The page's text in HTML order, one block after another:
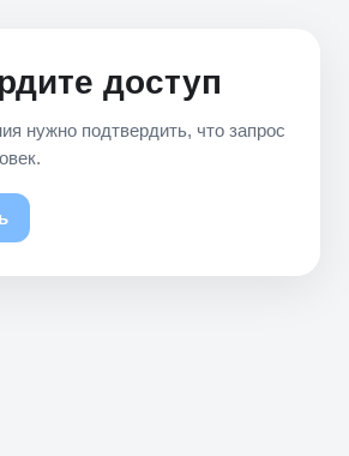
доступ
нужно подтвердить, что запрос